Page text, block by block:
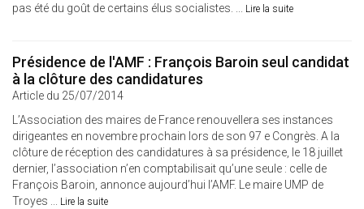
pas été du goût de certains élus socialistes. ... Lire la suite
Présidence de l'AMF : François Baroin seul candidat
à la clôture des candidatures
Article du 25/07/2014
L’Association des maires de France renouvellera ses instances
dirigeantes en novembre prochain lors de son 97 e Congrès. A la
clôture de réception des candidatures à sa présidence, le 18 juillet
dernier, l’association n’en comptabilisait qu’une seule : celle de
François Baroin, annonce aujourd’hui l’AMF. Le maire UMP de
Troyes ... Lire la suite